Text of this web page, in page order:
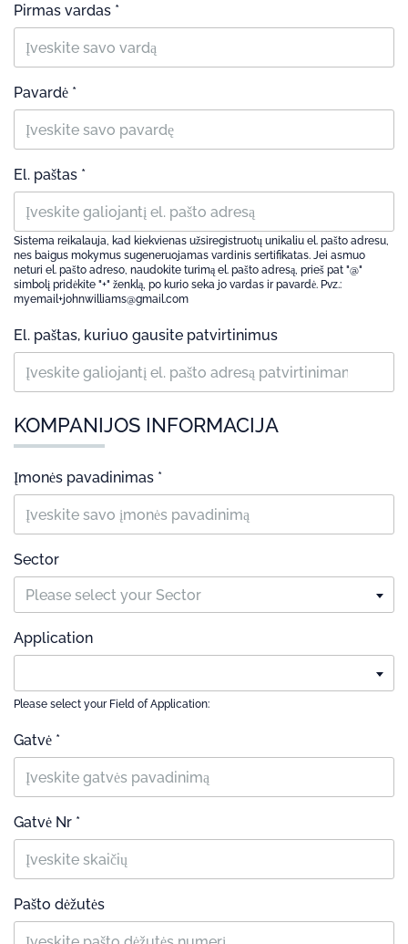
Pirmas vardas *
Pavardė *
El. paštas *
Sistema reikalauja, kad kiekvienas užsiregistruotų unikaliu el. pašto adresu,
nes baigus mokymus sugeneruojamas vardinis sertifikatas. Jei asmuo
neturi el. pašto adreso, naudokite turimą el. pašto adresą, prieš pat "@"
simbolį pridėkite "+" ženklą, po kurio seka jo vardas ir pavardė. Pvz.:
myemail+johnwilliams@gmail.com
El. paštas, kuriuo gausite patvirtinimus
KOMPANIJOS INFORMACIJA
Įmonės pavadinimas *
Sector
Please select your Sector
Application
Please select your Field of Application:
Gatvė *
Gatvė Nr *
Pašto dėžutės